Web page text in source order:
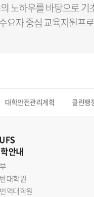
노하우를 바탕으로
요자 중심 교육지원프
대학안전관리계획 클린행
안내
대학원
역대학원